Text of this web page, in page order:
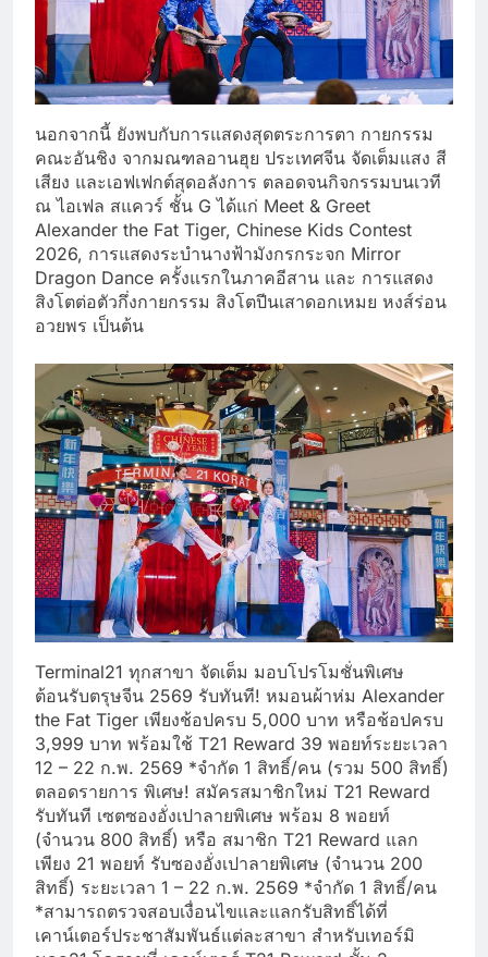
นอกจากนี้ ยังพบกับการแสดงสุดตระการตา กายกรรม
คณะอันชิง จากมณฑลอานฮุย ประเทศจีน จัดเต็มแสง สี
เสียง และเอฟเฟกต์สุดอลังการ ตลอดจนกิจกรรมบนเวที
ณ ไอเฟล สแควร์ ชั้น G ได้แก่ Meet & Greet
Alexander the Fat Tiger, Chinese Kids Contest
2026, การแสดงระบำนางฟ้ามังกรกระจก Mirror
Dragon Dance ครั้งแรกในภาคอีสาน และ การแสดง
สิงโตต่อตัวกึ่งกายกรรม สิงโตปีนเสาดอกเหมย หงส์ร่อน
อวยพร เป็นต้น
Terminal21 ทุกสาขา จัดเต็ม มอบโปรโมชั่นพิเศษ
ต้อนรับตรุษจีน 2569 รับทันที! หมอนผ้าห่ม Alexander
the Fat Tiger เพียงช้อปครบ 5,000 บาท หรือช้อปครบ
3,999 บาท พร้อมใช้ T21 Reward 39 พอยท์ระยะเวลา
12 – 22 ก.พ. 2569 *จำกัด 1 สิทธิ์/คน (รวม 500 สิทธิ์)
ตลอดรายการ พิเศษ! สมัครสมาชิกใหม่ T21 Reward
รับทันที เซตซองอั่งเปาลายพิเศษ พร้อม 8 พอยท์
(จำนวน 800 สิทธิ์) หรือ สมาชิก T21 Reward แลก
เพียง 21 พอยท์ รับซองอั่งเปาลายพิเศษ (จำนวน 200
สิทธิ์) ระยะเวลา 1 – 22 ก.พ. 2569 *จำกัด 1 สิทธิ์/คน
*สามารถตรวจสอบเงื่อนไขและแลกรับสิทธิ์ได้ที่
เคาน์เตอร์ประชาสัมพันธ์แต่ละสาขา สำหรับเทอร์มิ